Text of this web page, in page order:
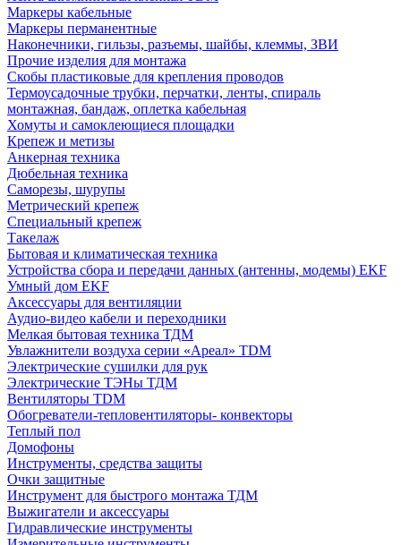
Маркеры кабельные
Маркеры перманентные
Наконечники, гильзы, разъемы, шайбы, клеммы, ЗВИ
Прочие изделия для монтажа
Скобы пластиковые для крепления проводов
Термоусадочные трубки, перчатки, ленты, спираль
монтажная, бандаж, оплетка кабельная
Хомуты и самоклеющиеся площадки
Крепеж и метизы
Анкерная техника
Дюбельная техника
Саморезы, шурупы
Метрический крепеж
Специальный крепеж
Такелаж
Бытовая и климатическая техника
Устройства сбора и передачи данных (антенны, модемы) EKF
Умный дом EKF
Аксессуары для вентиляции
Аудио-видео кабели и переходники
Мелкая бытовая техника ТДМ
Увлажнители воздуха серии «Ареал» TDM
Электрические сушилки для рук
Электрические ТЭНы ТДМ
Вентиляторы TDM
Обогреватели-тепловентиляторы- конвекторы
Теплый пол
Домофоны
Инструменты, средства защиты
Очки защитные
Инструмент для быстрого монтажа ТДМ
Выжигатели и аксессуары
Гидравлические инструменты